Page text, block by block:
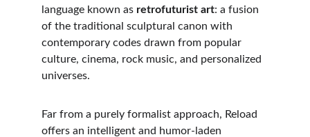
language known as retrofuturist art: a fusion
of the traditional sculptural canon with
contemporary codes drawn from popular
culture, cinema, rock music, and personalized
universes.
Far from a purely formalist approach, Reload
offers an intelligent and humor-laden